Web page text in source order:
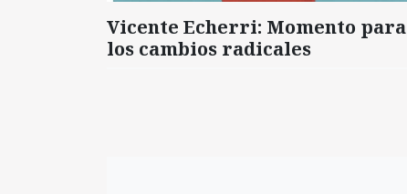
Vicente Echerri: Momento para
los cambios radicales